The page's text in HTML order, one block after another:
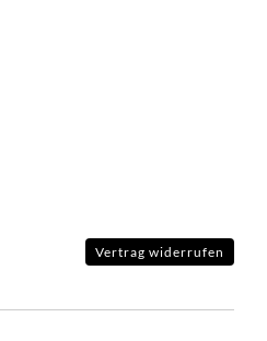
Vertrag widerrufen